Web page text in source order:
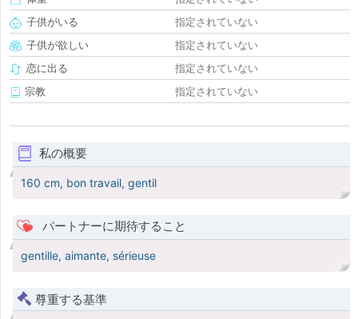
子供がいる
指定されていない
子供が欲しい
指定されていない
恋に出る
指定されていない
宗教
指定されていない
私の概要
160 cm, bon travail, gentil
パートナーに期待すること
gentille, aimante, sérieuse
尊重する基準